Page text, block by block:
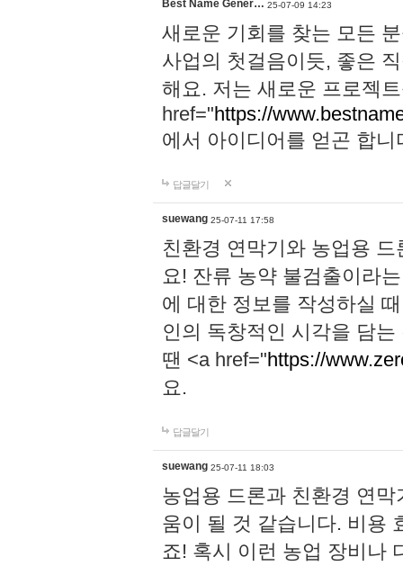
Best Name Gener… 25-07-09 14:23
새로운 기회를 찾는 모든
사업의 첫걸음이듯, 좋은
해요. 저는 새로운 프로젝
href="https://
에서 아이디어를 얻곤 합
답글달기
suewang 25-07-11 17:58
친환경 연막기와 농업용
요! 잔류 농약 불검출이라
에 대한 정보를 작성하실
인의 독창적인 시각을 담
땐 <a href="https://
요.
답글달기
suewang 25-07-11 18:03
농업용 드론과 친환경 연
움이 될 것 같습니다. 비용
죠! 혹시 이런 농업 장비나